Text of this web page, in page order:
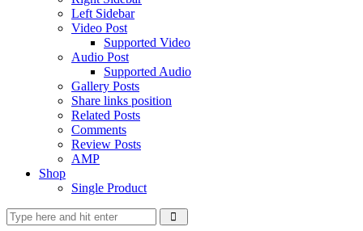
Left Sidebar
Video Post
Supported Video
Audio Post
Supported Audio
Gallery Posts
Share links position
Related Posts
Comments
Review Posts
AMP
Shop
Single Product